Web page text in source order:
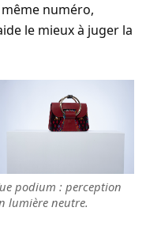
numéro,
le mieux à juger la
podium : perception
lumière neutre.